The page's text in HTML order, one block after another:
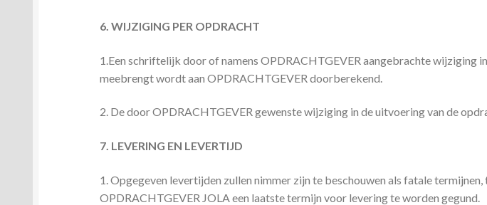
6. WIJZIGING PER OPDRACHT
1.Een schriftelijk door of namens OPDRACHTGEVER aangebrachte wijziging
meebrengt wordt aan OPDRACHTGEVER doorberekend.
2. De door OPDRACHTGEVER gewenste wijziging in de uitvoering van de
7. LEVERING EN LEVERTIJD
1. Opgegeven levertijden zullen nimmer zijn te beschouwen als fatale
OPDRACHTGEVER JOLA een laatste termijn voor levering te worden gegund.